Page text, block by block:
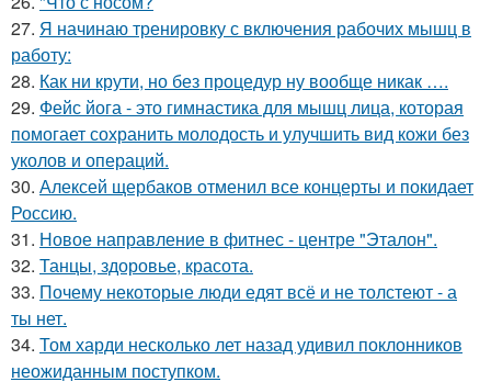
27. Я начинаю тренировку с включения рабочих мышц в
работу:
28. Как ни крути, но без процедур ну вообще никак ….
29. Фейс йога - это гимнастика для мышц лица, которая
помогает сохранить молодость и улучшить вид кожи без
уколов и операций.
30. Алексей щербаков отменил все концерты и покидает
Россию.
31. Новое направление в фитнес - центре "Эталон".
32. Танцы, здоровье, красота.
33. Почему некоторые люди едят всё и не толстеют - а
ты нет.
34. Том харди несколько лет назад удивил поклонников
неожиданным поступком.